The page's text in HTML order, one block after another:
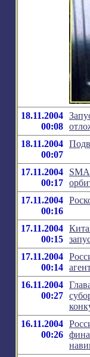
18.11.2004
00:08
18.11.2004
00:07
17.11.2004
00:17
17.11.2004
00:16
17.11.2004
00:15
17.11.2004
00:14
16.11.2004
00:27
16.11.2004
00:26